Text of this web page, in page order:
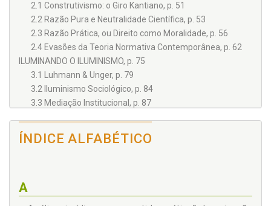
2.1 Construtivismo: o Giro Kantiano, p. 51
2.2 Razão Pura e Neutralidade Científica, p. 53
2.3 Razão Prática, ou Direito como Moralidade, p. 56
2.4 Evasões da Teoria Normativa Contemporânea, p. 62
ILUMINANDO O ILUMINISMO, p. 75
3.1 Luhmann & Unger, p. 79
3.2 Iluminismo Sociológico, p. 84
3.3 Mediação Institucional, p. 87
3.3.2 Da teoria da sociedade à teoria do direito:
ÍNDICE ALFABÉTICO
A